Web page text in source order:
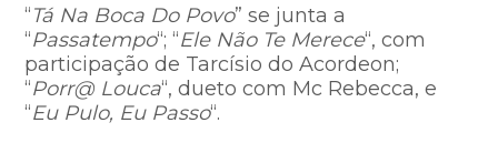
“Tá Na Boca Do Povo” se junta a
“Passatempo“; “Ele Não Te Merece“, com
participação de Tarcísio do Acordeon;
“Porr@ Louca“, dueto com Mc Rebecca, e
“Eu Pulo, Eu Passo“.